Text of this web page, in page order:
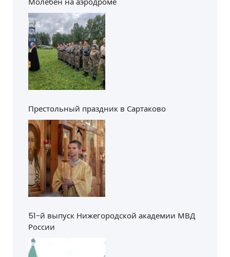
Престольный праздник в Сартаково
51-й выпуск Нижегородской академии МВД
России